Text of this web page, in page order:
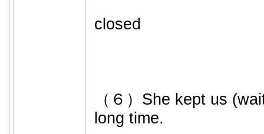
closed
（６）She kept us
long time.